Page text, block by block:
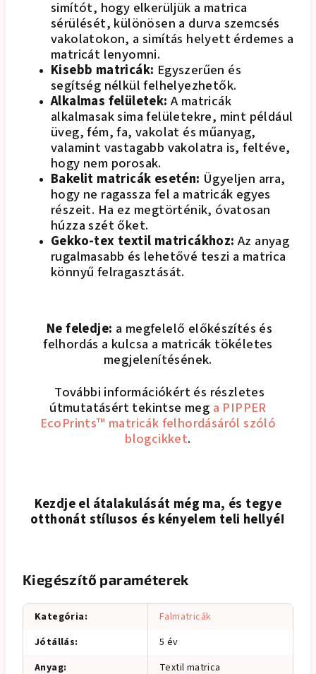
simítót, hogy elkerüljük a matrica
sérülését, különösen a durva szemcsés
vakolatokon, a simítás helyett érdemes a
matricát lenyomni.
Kisebb matricák: Egyszerűen és
segítség nélkül felhelyezhetők.
Alkalmas felületek:A matricák
alkalmasak sima felületekre, mint például
üveg, fém, fa, vakolat és műanyag,
valamint vastagabb vakolatra is, feltéve,
hogy nem porosak.
Bakelit matricák esetén: Ügyeljen arra,
hogy ne ragassza fel a matricák egyes
részeit. Ha ez megtörténik, óvatosan
húzza szét őket.
Gekko-tex textil matricákhoz:Az anyag
rugalmasabb és lehetővé teszi a matrica
könnyű felragasztását.
Ne feledje: a megfelelő előkészítés és
felhordás a kulcsa a matricák tökéletes
megjelenítésének.
További információkért és részletes
útmutatásért tekintse meg a PIPPER
EcoPrints™ matricák felhordásáról szóló
blogcikket.
Kezdje el átalakulását még ma, és tegye
otthonát stílusos és kényelem teli hellyé!
Kiegészítő paraméterek
Kategória:
Falmatricák
Jótállás:
5 év
Anyag: Textil matrica